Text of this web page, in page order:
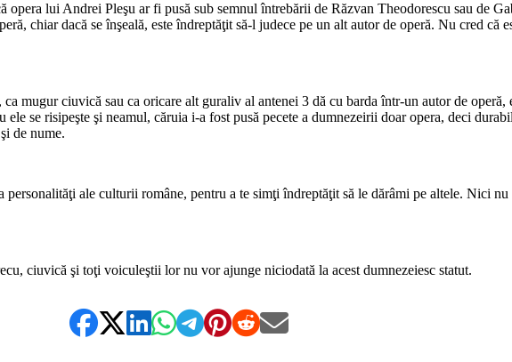
lui Andrei Pleşu ar fi pusă sub semnul întrebării de Răzvan Theodorescu sau de
chiar dacă se înşeală, este îndreptăţit să-l judece pe un alt autor de operă. Nu cred că
mugur ciuvică sau ca oricare alt guraliv al antenei 3 dă cu barda într-un autor de
se risipeşte şi neamul, căruia i-a fost pusă pecete a dumnezeirii doar opera, deci
de nume.
ale culturii române, pentru a te simţi îndreptăţit să le dărâmi pe altele. Nici
ciuvică şi toţi voiculeştii lor nu vor ajunge niciodată la acest dumnezeiesc statut.